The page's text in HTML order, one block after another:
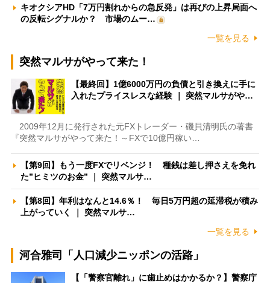
キオクシアHD「7万円割れからの急反発」は再びの上昇局面へ
の反転シグナルか？ 市場のムー…
一覧を見る
突然マルサがやって来た！
【最終回】1億6000万円の負債と引き換えに手に
入れたプライスレスな経験 ｜ 突然マルサがや…
2009年12月に発行された元FXトレーダー・磯貝清明氏の著書
『突然マルサがやって来た！～FXで10億円稼い…
【第9回】もう一度FXでリベンジ！ 種銭は差し押さえを免れ
た”ヒミツのお金” ｜ 突然マルサ…
【第8回】年利はなんと14.6％！ 毎日5万円超の延滞税が積み
上がっていく ｜ 突然マルサ…
一覧を見る
河合雅司「人口減少ニッポンの活路」
【「警察官離れ」に歯止めはかかるか？】警察庁